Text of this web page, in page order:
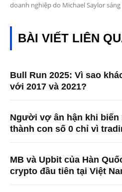
doanh nghiệp do Michael Saylor
BÀI VIẾT LIÊN
Bull Run 2025: Vì sao
với 2017 và 2021?
Người vợ ân hận khi biến
thành con số 0 chỉ vì
MB và Upbit của Hàn
crypto đầu tiên tại Việt